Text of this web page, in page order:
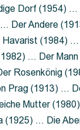
Dorf (1954)
Der Andere
(1984)
… Der
Rosenkönig
Prag (1913) …
Mutter
(1925) … Die